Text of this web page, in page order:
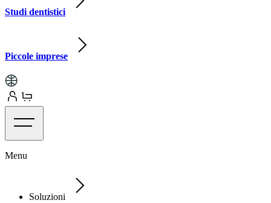
Studi dentistici
Piccole imprese
Menu
Soluzioni